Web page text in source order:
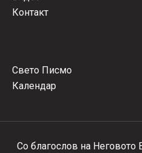
Контакт
Свето Писмо
Календар
Со благослов на Неговото